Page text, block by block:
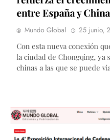
entre España y China
Mundo Global 25 junio,
Con esta nueva conexión
la ciudad de Chongqing, ya
chinas a las que se puede